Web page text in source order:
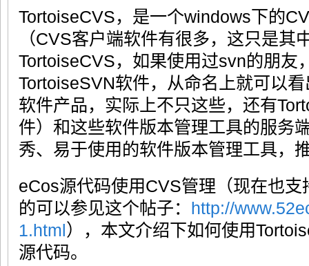
TortoiseCVS，是一个windows下的
（CVS客户端软件有很多，这只是其
TortoiseCVS，如果使用过svn的朋友
TortoiseSVN软件，从命名上就可以
软件产品，实际上不只这些，还有
件）和这些软件版本管理工具的服务
秀、易于使用的软件版本管理工具，
eCos源代码使用CVS管理（现在也
的可以参见这个帖子： http://
1.html），本文介绍下如何使用
源代码。